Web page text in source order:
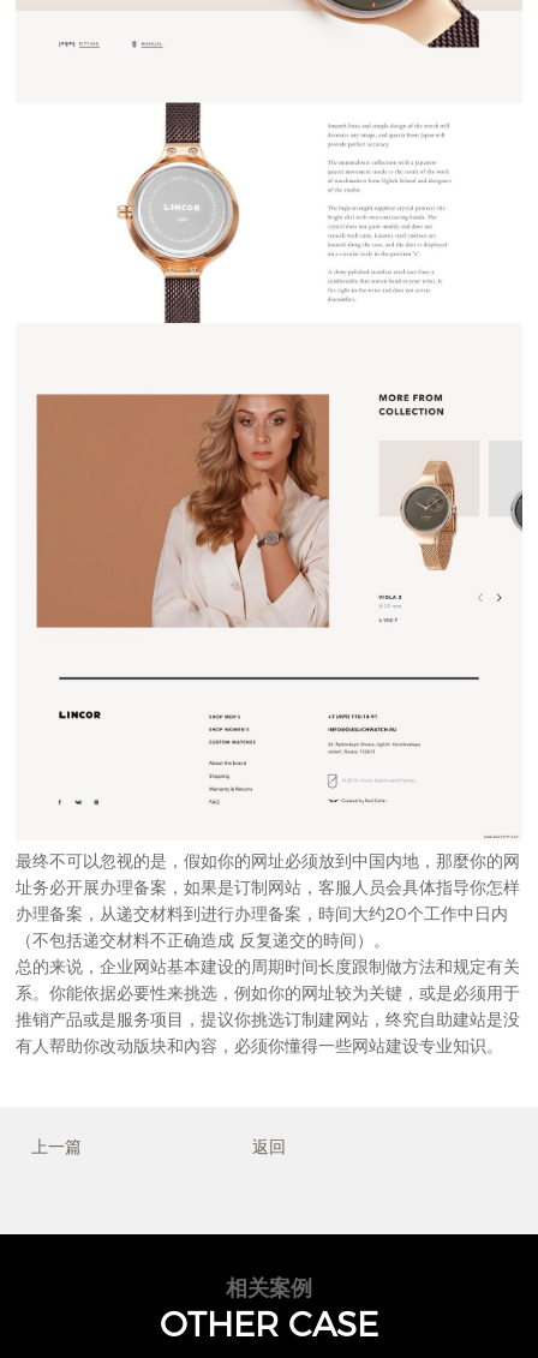
最终不可以忽视的是，假如你的网址必须放到中国内地，那麼你的网
址务必开展办理备案，如果是订制网站 ，客服人员会具体指导你怎样
办理备案，从递交材料到进行办理备案，時间大约20个工作中日内
（不包括递交材料不正确造成 反复递交的時间）。
总的来说，企业网站基本建设的周期时间长度跟制做方法和规定有关
系。你能依据必要性来挑选，例如你的网址较为关键，或是必须用于
推销产品或是服务项目，提议你挑选订制建网站，终究自助建站是没
有人帮助你改动版块和內容，必须你懂得一些网站建设专业知识。
上一篇 返回
相关案例
OTHER CASE